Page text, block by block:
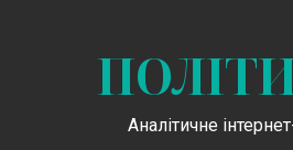
Аналітичне